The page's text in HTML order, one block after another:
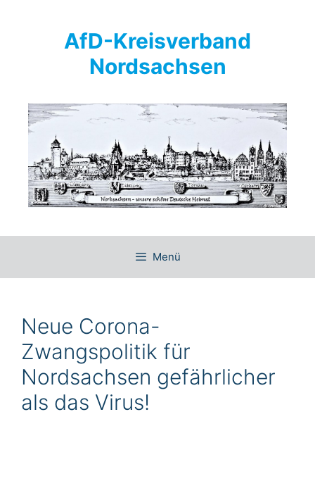
AfD-Kreisverband
Nordsachsen
Menü
Neue Corona-
Zwangspolitik für
Nordsachsen gefährlicher
als das Virus!